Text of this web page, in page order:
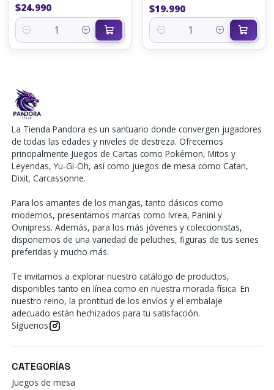
$24.990
Cantidad
$19.990
Cantidad
La Tienda Pandora es un santuario donde convergen jugadores
de todas las edades y niveles de destreza. Ofrecemos
principalmente Juegos de Cartas como Pokémon, Mitos y
Leyendas, Yu-Gi-Oh, así como juegos de mesa como Catan,
Dixit, Carcassonne.
Para los amantes de los mangas, tanto clásicos como
modernos, presentamos marcas como Ivrea, Panini y
Ovnipress. Además, para los más jóvenes y coleccionistas,
disponemos de una variedad de peluches, figuras de tus series
preferidas y mucho más.
Te invitamos a explorar nuestro catálogo de productos,
disponibles tanto en línea como en nuestra morada física. En
nuestro reino, la prontitud de los envíos y el embalaje
adecuado están hechizados para tu satisfacción.
Síguenos
CATEGORÍAS
Juegos de mesa